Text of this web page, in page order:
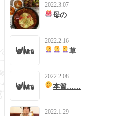
2022.3.07
母の
2022.2.16
草
2022.2.08
本質……
2022.1.29